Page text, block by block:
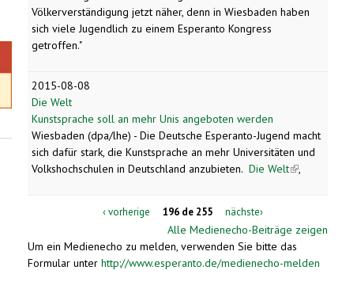
Völkerverständigung jetzt näher, denn in Wiesbaden haben
sich viele Jugendlich zu einem Esperanto Kongress
getroffen."
2015-08-08
Die Welt
Kunstsprache soll an mehr Unis angeboten werden
Wiesbaden (dpa/lhe) - Die Deutsche Esperanto-Jugend macht
sich dafür stark, die Kunstsprache an mehr Universitäten und
Volkshochschulen in Deutschland anzubieten. Die Welt(link is
,
‹ vorherige 196 de 255 nächste›
Alle Medienecho-Beiträge zeigen
Um ein Medienecho zu melden, verwenden Sie bitte das
Formular unter http://www.esperanto.de/medienecho-melden